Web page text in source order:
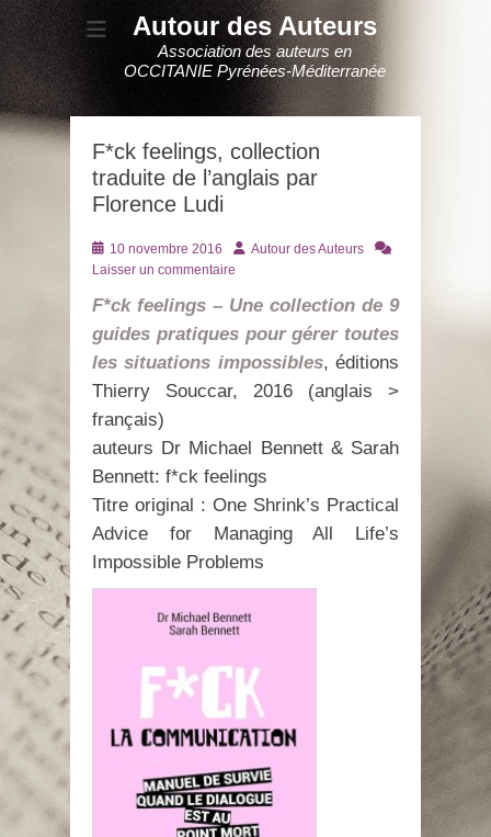
Autour des Auteurs
Association des auteurs en
OCCITANIE Pyrénées-Méditerranée
F*ck feelings, collection
traduite de l’anglais par
Florence Ludi
Posté
le
10 novembre 2016 AuteurAutour des Auteurs
Laisser un commentaire
F*ck feelings – Une collection de 9
guides pratiques pour gérer toutes
les situations impossibles, éditions
Thierry Souccar, 2016 (anglais >
français)
auteurs Dr Michael Bennett & Sarah
Bennett: f*ck feelings
Titre original : One Shrink’s Practical
Advice for Managing All Life’s
Impossible Problems